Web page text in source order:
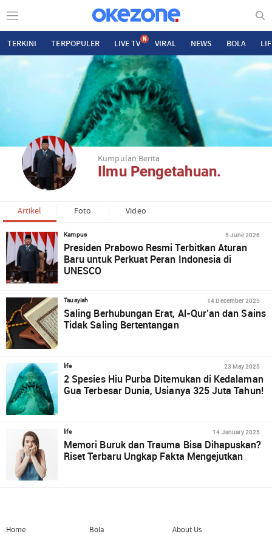
TERKINI TERPOPULER LIVE TV N VIRAL NEWS BOLA
Kumpulan Berita
Ilmu Pengetahuan.
Artikel Foto Video
Kampus 5 June 2026
Presiden Prabowo Resmi Terbitkan Aturan
Baru untuk Perkuat Peran Indonesia di
UNESCO
Tausyiah 14 December 2025
Saling Berhubungan Erat, Al-Qur’an dan Sains
Tidak Saling Bertentangan
life 23 May 2025
2 Spesies Hiu Purba Ditemukan di Kedalaman
Gua Terbesar Dunia, Usianya 325 Juta Tahun!
life 14 January 2025
Memori Buruk dan Trauma Bisa Dihapuskan?
Riset Terbaru Ungkap Fakta Mengejutkan
Home
Bola
About Us